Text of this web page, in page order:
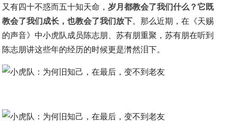
又有四十不惑而五十知天命，岁月都教会了我们什么？它既
教会了我们成长，也教会了我们放下。那么近期，在《天赐
的声音》中小虎队成员陈志朋、苏有朋重聚，苏有朋在听到
陈志朋讲这些年的经历的时候更是潸然泪下。